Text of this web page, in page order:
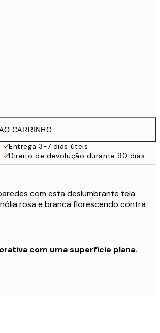
CARRINHO
Entrega 3-7 dias úteis
Direito de devolução durante 90 dias
com esta deslumbrante tela
rosa e branca florescendo contra
com uma superfície plana.